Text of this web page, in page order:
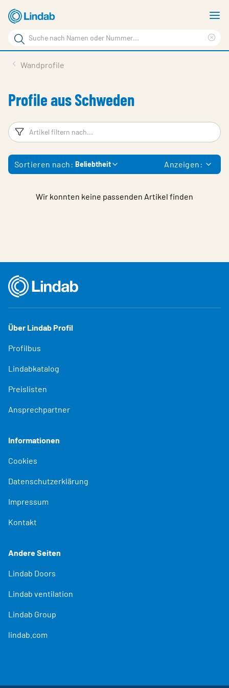
Zum
Hauptinhalt
springen
Suchbegriff
Seite
durchsuchen
Inspiration
Referenzen
Über Lindab Profil
Kontakt
Wandprofile
Profile aus Schweden
Filter
Sortieren nach: Beliebtheit Anzeigen:
Wir konnten keine passenden Artikel finden
Über Lindab Profil
Profilbus
Lindabkatalog
Preislisten
Ansprechpartner
Informationen
Cookies
Datenschutzerklärung
Impressum
Kontakt
Andere Seiten
Lindab Doors
Lindab ventilation
Lindab Group
lindab.com